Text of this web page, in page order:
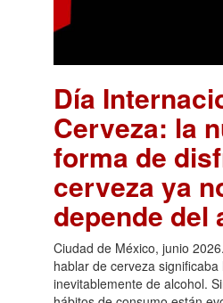
Día
Cerveza: la
forma de
cerveza ya
depende del
Ciudad de México, junio
hablar de cerveza significaba
inevitablemente de alcohol.